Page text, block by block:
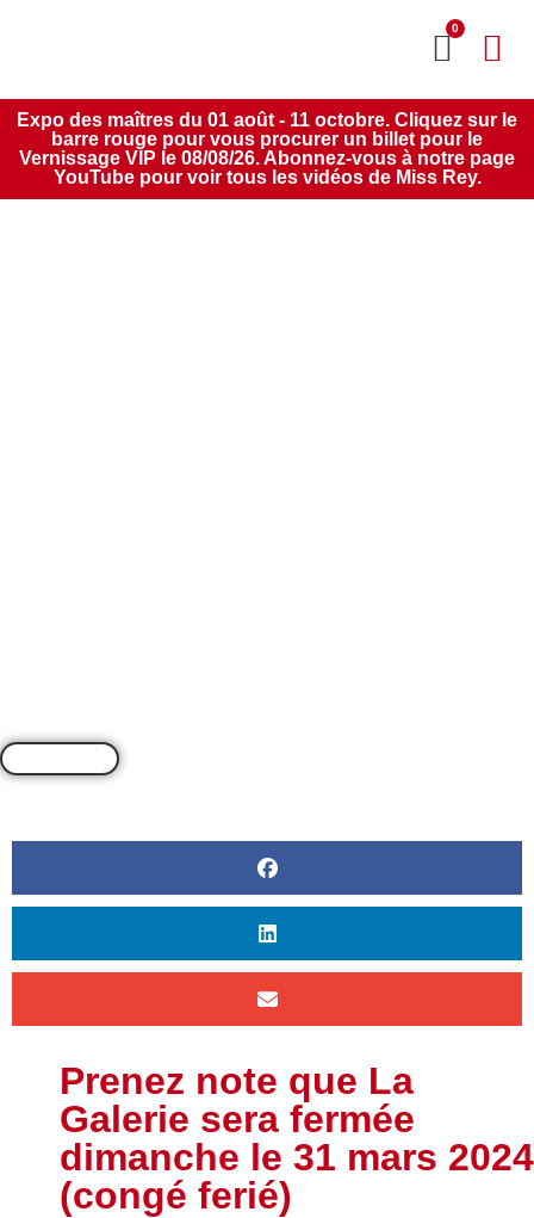
0
Expo des maîtres du 01 août - 11 octobre. Cliquez sur le
barre rouge pour vous procurer un billet pour le
Vernissage VIP le 08/08/26. Abonnez-vous à notre page
YouTube pour voir tous les vidéos de Miss Rey.
Prenez note que La
Galerie sera fermée
dimanche le 31 mars 2024
(congé ferié)